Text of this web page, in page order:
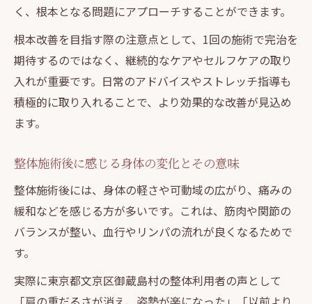
く、根本となる問題にアプローチすることができます。
根本改善を目指す際の注意点として、1回の施術で完治を
期待するのではなく、継続的なケアやセルフケアの取り
入れが重要です。日常のアドバイスやストレッチ指導も
積極的に取り入れることで、より効果的な改善が見込め
ます。
整体施術後に感じる身体の変化とその意味
整体施術後には、身体の軽さや可動域の広がり、痛みの
緩和などを感じる方が多いです。これは、筋肉や関節の
バランスが整い、血行やリンパの流れが良くなるためで
す。
実際に東京都文京区御蔵島村の整体利用者の声として